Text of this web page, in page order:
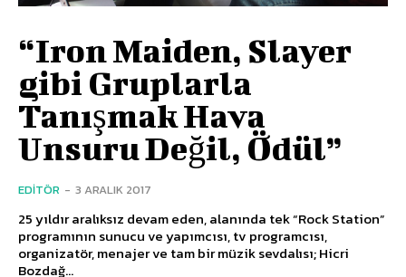
“Iron Maiden, Slayer
gibi Gruplarla
Tanışmak Hava
Unsuru Değil, Ödül”
EDITÖR - 3 ARALIK 2017
25 yıldır aralıksız devam eden, alanında tek “Rock Station”
programının sunucu ve yapımcısı, tv programcısı,
organizatör, menajer ve tam bir müzik sevdalısı; Hicri
Bozdağ...